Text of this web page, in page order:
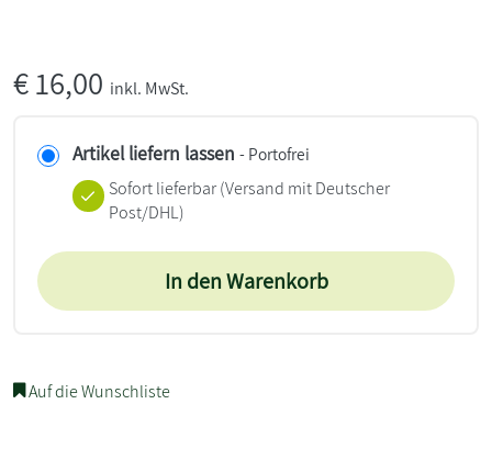
€16,00 inkl. MwSt.
Artikel liefern lassen - Portofrei
Sofort lieferbar(Versand mit Deutscher
Post/DHL)
In den Warenkorb
Auf die Wunschliste